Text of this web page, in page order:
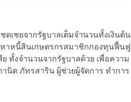
เชยจากรัฐบาลเต็มจำนวนทั้งเงินต้น
าหนี้สินเกษตรกรสมาชิกกองทุนฟื้นฟู
ทั้งจำนวนจากรัฐบาลด้วย เพื่อความ
นิต ภัทรสาริน ผู้ช่วยผู้จัดการ ทำการ